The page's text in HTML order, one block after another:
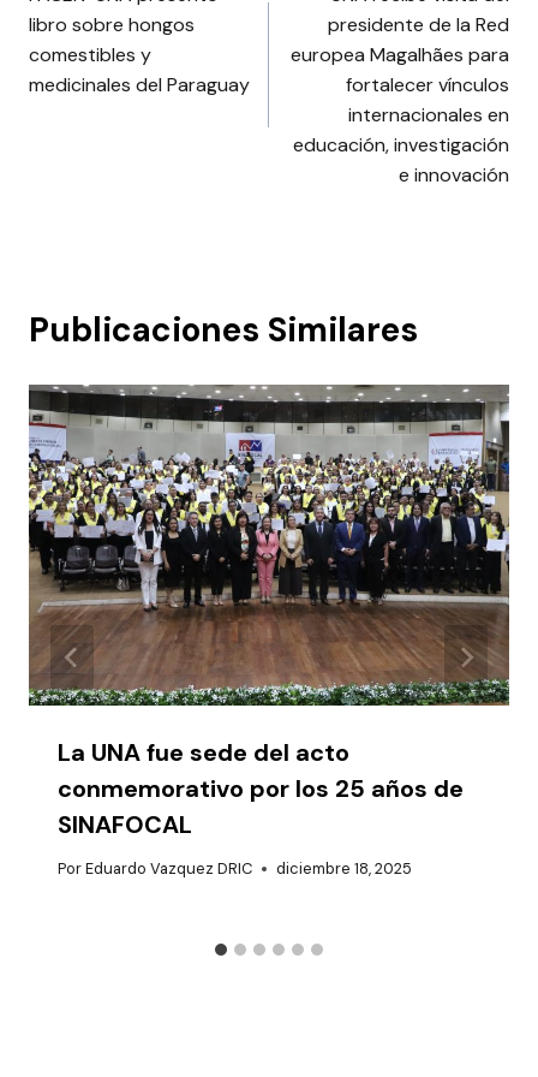
de
entradas
libro sobre hongos
comestibles y
medicinales del Paraguay
presidente de la Red
europea Magalhães para
fortalecer vínculos
internacionales en
educación, investigación
e innovación
Publicaciones Similares
La UNA fue sede del acto
conmemorativo por los 25 años de
SINAFOCAL
PorEduardo Vazquez DRIC diciembre 18, 2025